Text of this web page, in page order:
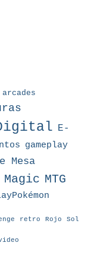
arcades
E-
gameplay
Mesa
Magic MTG
retro Rojo Sol